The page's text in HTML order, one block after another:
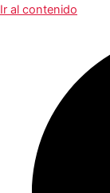
Ir al contenido